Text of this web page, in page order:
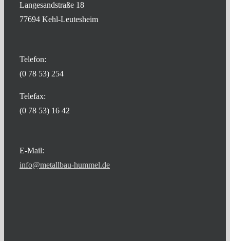
Langesandstraße 18
77694 Kehl-Leutesheim
Telefon:
(0 78 53) 254
Telefax:
(0 78 53) 16 42
E-Mail:
info@metallbau-hummel.de